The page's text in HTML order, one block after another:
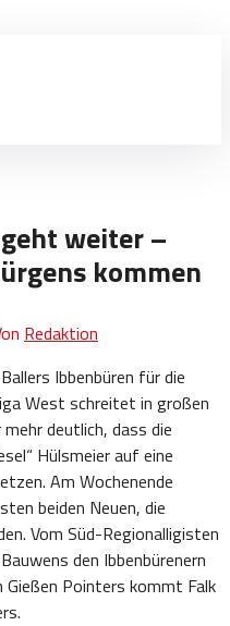
weiter –
kommen
Redaktion
Ibbenbüren für die
West schreitet in großen
deutlich, dass die
Hülsmeier auf eine
Am Wochenende
beiden Neuen, die
Vom Süd-Regionalligisten
den Ibbenbürenern
Pointers kommt Falk